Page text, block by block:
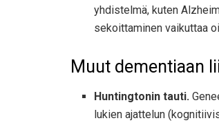
yhdistelmä, kuten
sekoittaminen vaikuttaa
Muut dementiaan
Huntingtonin tauti.
lukien ajattelun